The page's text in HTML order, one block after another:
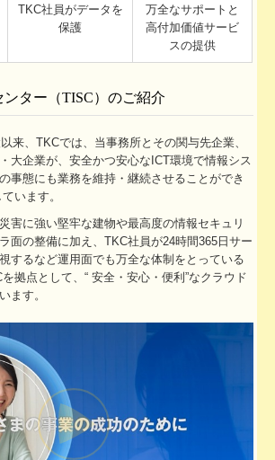
TKC社員がデータを
保護
万全なサポートと
高付加価値サービ
スの提供
ター（TISC）のご紹介
来、TKCでは、当事務所とその関与先企業、
大企業が、安全かつ安心なICT環境で情報シス
事態にも業務を維持・継続させることができ
います。
害に強い堅牢な建物や最高度の情報セキュリ
面の整備に加え、TKC社員が24時間365日サー
するなど運用面でも万全な体制をとっている
拠点として、“ 安全・安心・便利”なクラウド
ます。